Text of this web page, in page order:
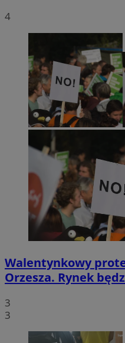
4
Walentynkowy
Orzesza. Rynek
3
3